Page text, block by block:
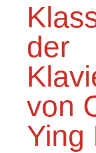
der
von
Ying